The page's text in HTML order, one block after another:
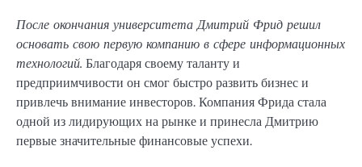
После окончания университета Дмитрий Фрид решил
основать свою первую компанию в сфере информационных
технологий. Благодаря своему таланту и
предприимчивости он смог быстро развить бизнес и
привлечь внимание инвесторов. Компания Фрида стала
одной из лидирующих на рынке и принесла Дмитрию
первые значительные финансовые успехи.